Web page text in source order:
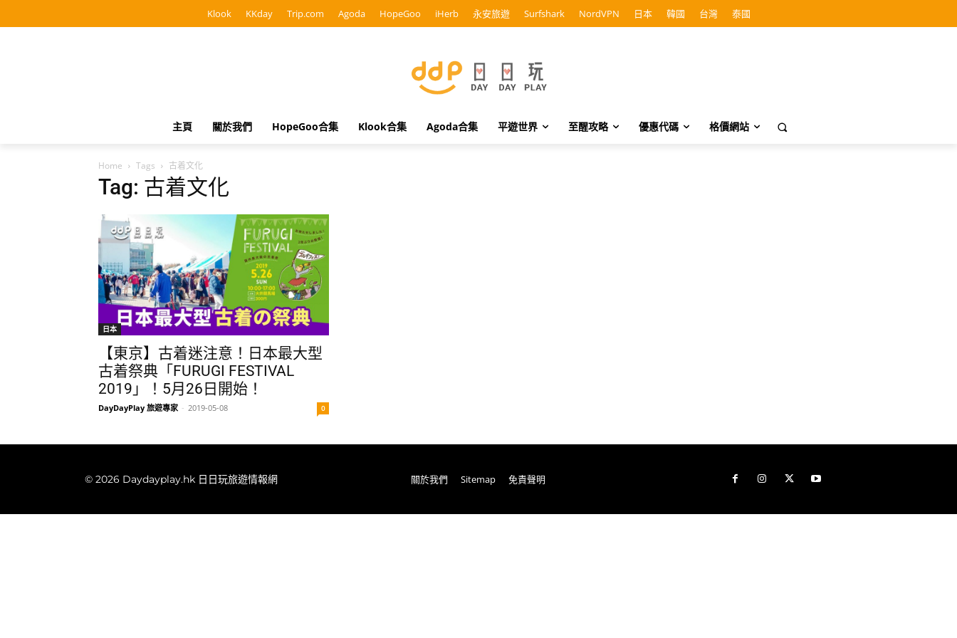
Klook KKday Trip.com Agoda HopeGoo iHerb 永安旅遊 Surfshark NordVPN 日本 韓國 台灣 泰國
主頁 關於我們 HopeGoo合集 Klook合集 Agoda合集 平遊世界 至醒攻略 優惠代碼 格價網站
Home Tags 古着文化
Tag: 古着文化
日本
【東京】古着迷注意！日本最大型
古着祭典「FURUGI FESTIVAL
2019」！5月26日開始！
DayDayPlay 旅遊專家 - 2019-05-08 0
© 2026 Daydayplay.hk 日日玩旅遊情報網 關於我們 Sitemap 免責聲明